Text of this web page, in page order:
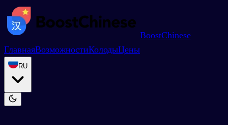
BoostChinese
ГлавнаяВозможностиКолодыЦены
RU